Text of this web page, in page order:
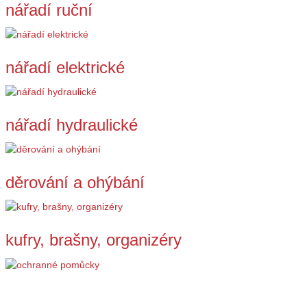
nářadí ruční
nářadí elektrické
nářadí hydraulické
děrování a ohýbání
kufry, brašny, organizéry